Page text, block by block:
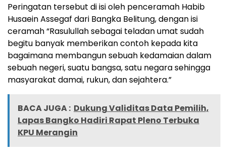
Peringatan tersebut di isi oleh penceramah Habib
Husaein Assegaf dari Bangka Belitung, dengan isi
ceramah “Rasulullah sebagai teladan umat sudah
begitu banyak memberikan contoh kepada kita
bagaimana membangun sebuah kedamaian dalam
sebuah negeri, suatu bangsa, satu negara sehingga
masyarakat damai, rukun, dan sejahtera.”
BACA JUGA : Dukung Validitas Data Pemilih,
Lapas Bangko Hadiri Rapat Pleno Terbuka
KPU Merangin